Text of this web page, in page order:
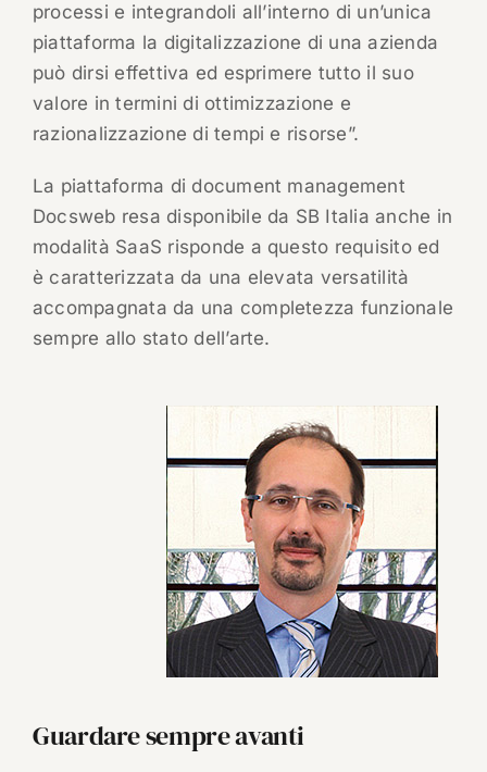
processi e integrandoli all’interno di un’unica
piattaforma la digitalizzazione di una azienda
può dirsi effettiva ed esprimere tutto il suo
valore in termini di ottimizzazione e
razionalizzazione di tempi e risorse”.
La piattaforma di document management
Docsweb resa disponibile da SB Italia anche in
modalità SaaS risponde a questo requisito ed
è caratterizzata da una elevata versatilità
accompagnata da una completezza funzionale
sempre allo stato dell’arte.
Guardare sempre avanti